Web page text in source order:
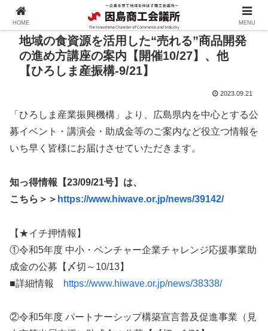
地域の食資源を活用した“売れる”商品開発
の進め方講座の案内【開催10/27】、他
【ひろしま産振構-9/21】
2023.09.21
「ひろしま産業振興機構」より、広島県内を中心とする公
募イベント・講演会・助成金等のご案内など役立つ情報を
いち早く皆様にお届けさせていただきます。
知っ得情報【23/09/21号】は、
こちら＞＞ https://www.hiwave.or.jp/news/39142/
【★イチ押情報】
①令和5年度 中小・ベンチャー企業チャレンジ応援事業助
成金の公募【〆切～10/13】
■詳細情報
https://www.hiwave.or.jp/news/38338/
②令和5年度 パートナーシップ構築宣言普及促進事業（見
HOME MENU